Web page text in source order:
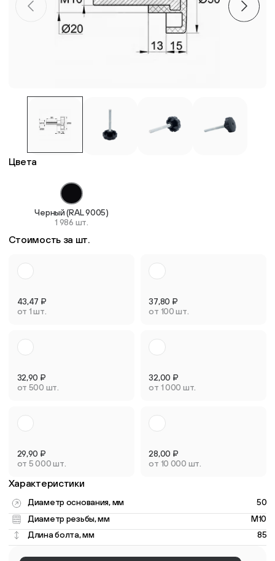
Цвета
Черный (RAL 9005)
1 986 шт.
Стоимость за шт.
43,47 ₽
от 1 шт.
37,80 ₽
от 100 шт.
32,90 ₽
от 500 шт.
32,00 ₽
от 1 000 шт.
29,90 ₽
от 5 000 шт.
28,00 ₽
от 10 000 шт.
Характеристики
Диаметр основания, мм
50
Диаметр резьбы, мм
M10
Длина болта, мм
85
Пластиковые столешницы для школьных парт
Стулья
Система выравнивания плитки